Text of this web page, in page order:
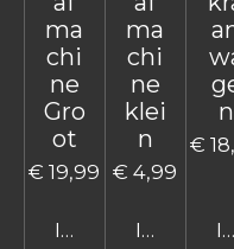
ma
chi
ne
Gro
ot
€ 19,99
In winkelwagen
ma
chi
ne
klei
n
€ 4,99
In
n
€